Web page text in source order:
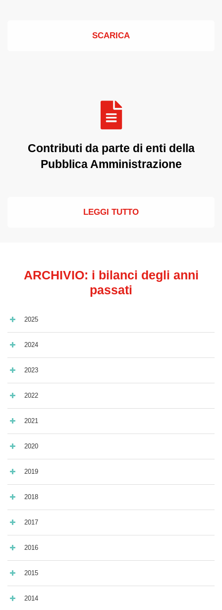
SCARICA
Contributi da parte di enti della
Pubblica Amministrazione
LEGGI TUTTO
ARCHIVIO: i bilanci degli anni
passati
2025
Bilancio 2025 e Relazione della società di
revisione indipendente
2024
Bilancio 2024 e Relazione della società di
revisione indipendente
2023
Bilancio 2023 e Relazione della società di
revisione indipendente
2022
Bilancio 2022
indipendente
2021
Bilancio 2021
indipendente
2020
Bilancio 2020
indipendente
2019
Bilancio 2019 e Relazione della società di
revisione indipendente
2018
Bilancio 2018
Certificazione
2017
Bilancio 2017
indipendente
2016
Bilancio 2016
2015
2014